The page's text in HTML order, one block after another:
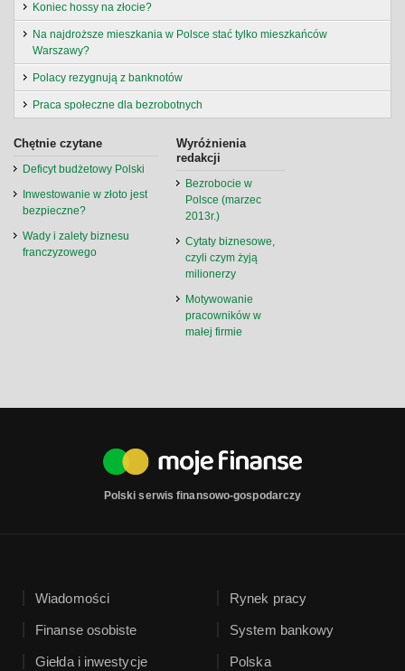
Koniec hossy na złocie?
Na najdroższe mieszkania w Polsce stać tylko mieszkańców
Warszawy?
Polacy rezygnują z banknotów
Praca społeczne dla bezrobotnych
Chętnie czytane
Deficyt budżetowy Polski
Inwestowanie w złoto jest
bezpieczne?
Wady i zalety biznesu
franczyzowego
Wyróżnienia
redakcji
Bezrobocie w
Polsce (marzec
2013r.)
Cytaty biznesowe,
czyli czym żyją
milionerzy
Motywowanie
pracowników w
małej firmie
Polski serwis finansowo-gospodarczy
Wiadomości
Finanse osobiste
Giełda i inwestycje
Rynek pracy
System bankowy
Polska